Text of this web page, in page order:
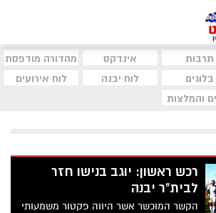
תרבות אינדקס
מהדורה מודפסת
בלוגים לוח יבנה
לוח אירועים
והמלצות
רכש ראשון: יוגב בנישו חזר
לבית"ר יבנה
הקשר המוכשר אשר היווה פקטור משמעותי